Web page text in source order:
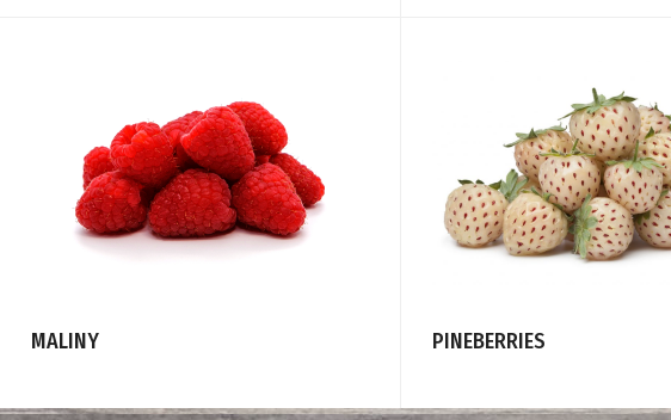
MALINY PINEBERRIES